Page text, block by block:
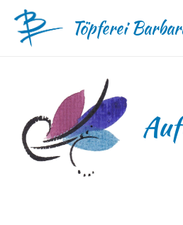
Zum
Inhalt
springen
Töpferei
Keramik
Die Töpferei